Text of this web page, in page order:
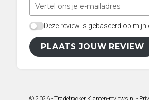
Deze review is gebaseerd op mijn
PLAATS JOUW REVIEW
© 2026 - Tradetracker Klanten-reviews.nl -